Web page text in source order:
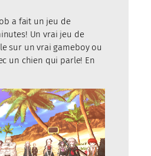
a fait un jeu de
Un vrai jeu de
sur un vrai gameboy ou
un chien qui parle! En